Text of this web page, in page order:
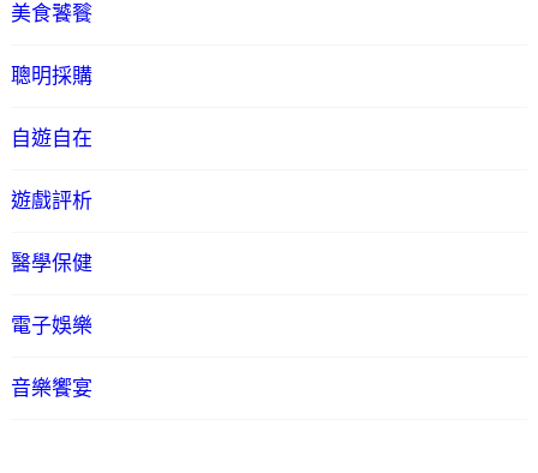
美食饕餮
聰明採購
自遊自在
遊戲評析
醫學保健
電子娛樂
音樂饗宴